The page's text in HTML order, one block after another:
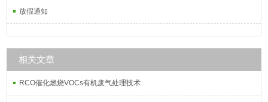
放假通知
相关文章
RCO催化燃烧VOCs有机废气处理技术